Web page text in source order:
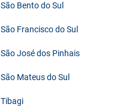
São Bento do Sul
São Francisco do Sul
São José dos Pinhais
São Mateus do Sul
Tibagi